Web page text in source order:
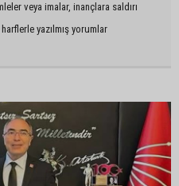
veya imalar, inançlara saldırı
yazılmış yorumlar